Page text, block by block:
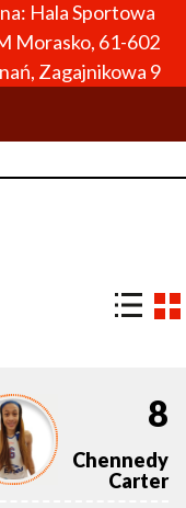
Hala Sportowa
Morasko, 61-602
Zagajnikowa 9
8
Chennedy
Carter